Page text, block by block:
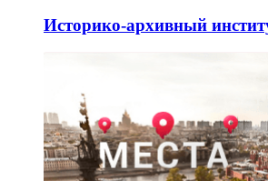
Историко-архивный